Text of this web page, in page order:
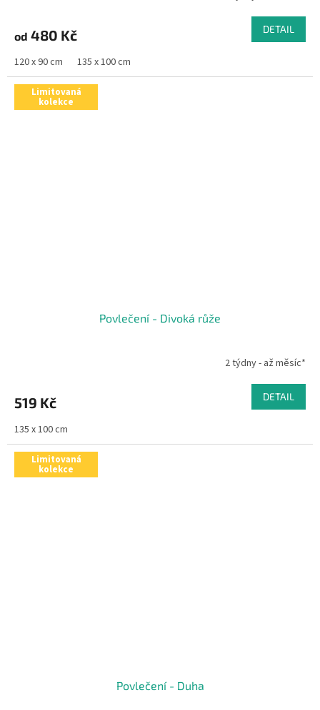
od 480 Kč DETAIL
120 x 90 cm 135 x 100 cm
Limitovaná
kolekce
Povlečení - Divoká růže
2 týdny - až měsíc*
519 Kč DETAIL
135 x 100 cm
Limitovaná
kolekce
Povlečení - Duha